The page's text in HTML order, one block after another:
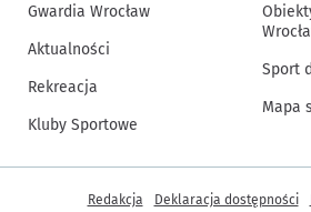
Gwardia Wrocław
Aktualności
Rekreacja
Kluby Sportowe
Sport
Mapa
Inne informacje
Redakcja Deklaracja dostępności